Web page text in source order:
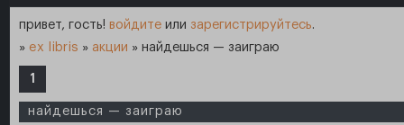
привет, гость! войдите или зарегистрируйтесь.
» ex libris » акции » найдешься — заиграю
1
найдешься — заиграю